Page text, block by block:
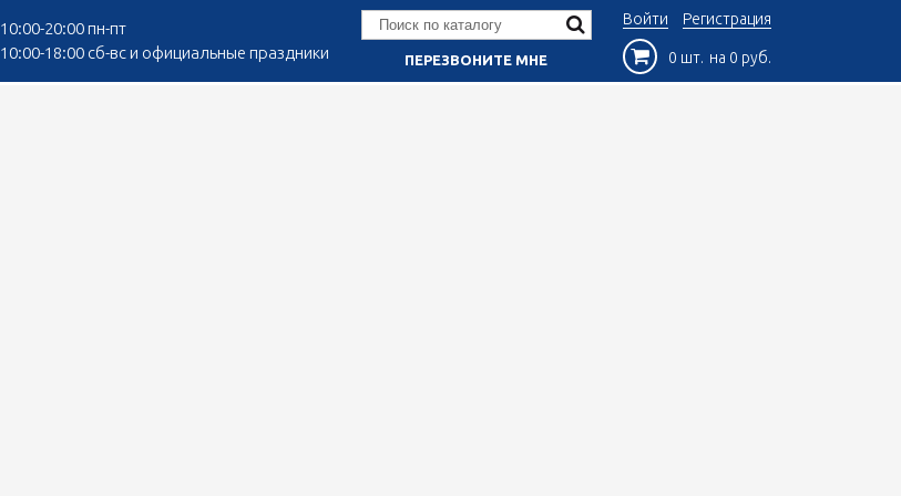
10:00-20:00 пн-пт
10:00-18:00 сб-вс и официальные праздники
ПЕРЕЗВОНИТЕ МНЕ
Войти Регистрация
0 шт. на 0 руб.